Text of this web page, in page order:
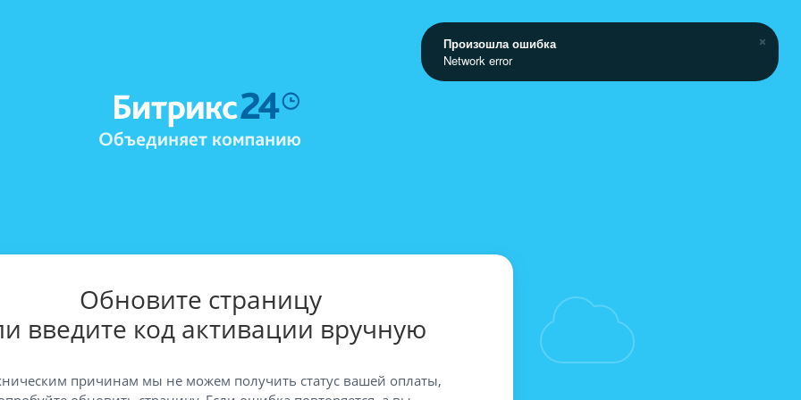
Обновите страницу
введите код активации вручную
причинам мы не можем получить статус вашей оплаты,
Произошла ошибка
Network error